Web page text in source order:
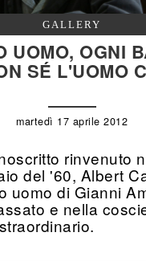
GALLERY
UOMO, OGNI
SÉ L'UOMO
martedì 17 aprile 2012
rinvenuto
del '60, Albert
uomo di Gianni
e nella